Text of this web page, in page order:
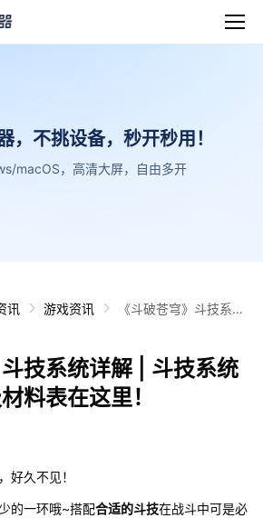
，不挑设备，秒开秒用！
macOS，高清大屏，自由多开
讯 游戏资讯
《斗破苍穹》斗技系统
里！
斗技系统详解 | 斗技系统
料表在这里！
好久不见！
的一环哦~搭配合适的斗技在战斗中可是必